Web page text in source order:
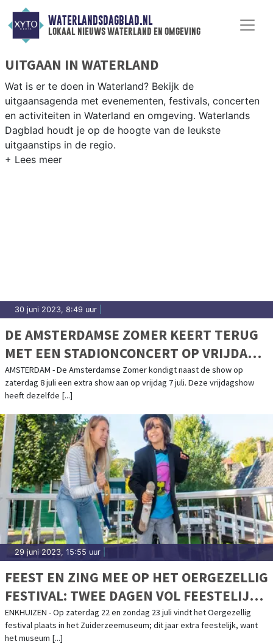
WATERLANDSDAGBLAD.NL
lokaal nieuws waterland en omgeving
UITGAAN IN WATERLAND
Wat is er te doen in Waterland? Bekijk de
uitgaansagenda met evenementen, festivals, concerten
en activiteiten in Waterland en omgeving. Waterlands
Dagblad houdt je op de hoogte van de leukste
uitgaanstips in de regio.
30 juni 2023, 8:49 uur
DE AMSTERDAMSE ZOMER KEERT TERUG
MET EEN STADIONCONCERT OP VRIJDAG 7
JULI EN ZATERDAG 8 JULI 2023!
AMSTERDAM - De Amsterdamse Zomer kondigt naast de show op
zaterdag 8 juli een extra show aan op vrijdag 7 juli. Deze vrijdagshow
heeft dezelfde [...]
29 juni 2023, 15:55 uur
FEEST EN ZING MEE OP HET OERGEZELLIG
FESTIVAL: TWEE DAGEN VOL FEESTELIJKE
ACTIVITEITEN, OPTREDENS EN
LEKKERNIJEN
ENKHUIZEN - Op zaterdag 22 en zondag 23 juli vindt het Oergezellig
festival plaats in het Zuiderzeemuseum; dit jaar extra feestelijk, want
het museum [...]